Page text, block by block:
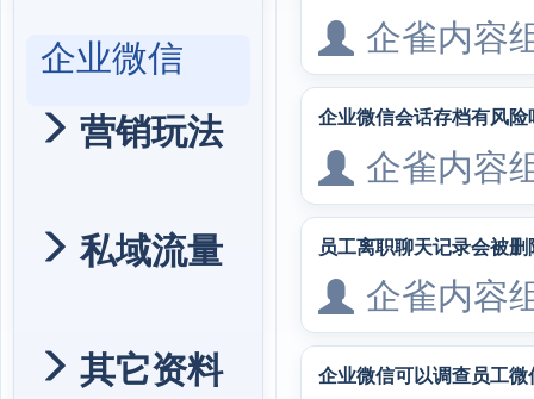
企业微信
营销玩法
私域流量
其它资料
企雀内容
企业微信会话存档有风
企雀内容
员工离职聊天记录会被
企雀内容
企业微信可以调查员工